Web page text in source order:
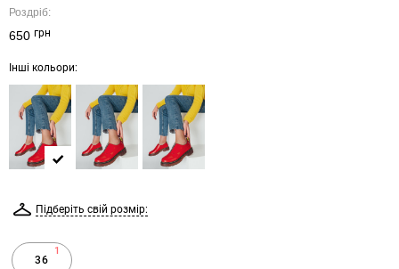
Роздріб:
650 грн
Інші кольори:
Підберіть свій розмір:
1
36